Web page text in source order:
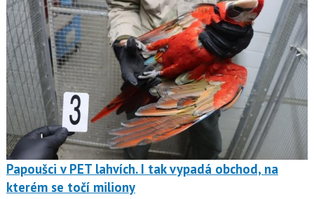
Papoušci v PET lahvích. I tak vypadá obchod, na
kterém se točí miliony